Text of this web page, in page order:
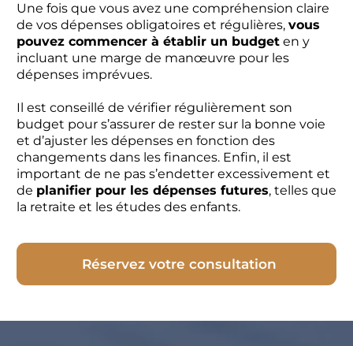
Une fois que vous avez une compréhension claire
de vos dépenses obligatoires et régulières, vous
pouvez commencer à établir un budget en y
incluant une marge de manœuvre pour les
dépenses imprévues.
Il est conseillé de vérifier régulièrement son
budget pour s’assurer de rester sur la bonne voie
et d’ajuster les dépenses en fonction des
changements dans les finances. Enfin, il est
important de ne pas s’endetter excessivement et
de planifier pour les dépenses futures, telles que
la retraite et les études des enfants.
Réservez votre consultation